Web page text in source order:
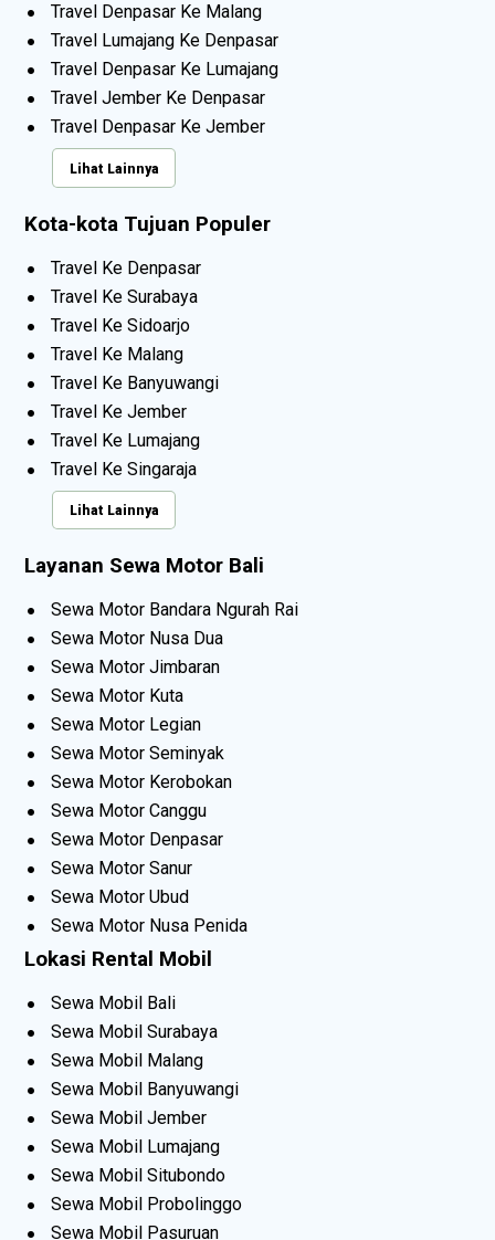
Travel Denpasar Ke Malang
Travel Lumajang Ke Denpasar
Travel Denpasar Ke Lumajang
Travel Jember Ke Denpasar
Travel Denpasar Ke Jember
Lihat Lainnya
Kota-kota Tujuan Populer
Travel Ke Denpasar
Travel Ke Surabaya
Travel Ke Sidoarjo
Travel Ke Malang
Travel Ke Banyuwangi
Travel Ke Jember
Travel Ke Lumajang
Travel Ke Singaraja
Lihat Lainnya
Layanan Sewa Motor Bali
Sewa Motor Bandara Ngurah Rai
Sewa Motor Nusa Dua
Sewa Motor Jimbaran
Sewa Motor Kuta
Sewa Motor Legian
Sewa Motor Seminyak
Sewa Motor Kerobokan
Sewa Motor Canggu
Sewa Motor Denpasar
Sewa Motor Sanur
Sewa Motor Ubud
Sewa Motor Nusa Penida
Lokasi Rental Mobil
Sewa Mobil Bali
Sewa Mobil Surabaya
Sewa Mobil Malang
Sewa Mobil Banyuwangi
Sewa Mobil Jember
Sewa Mobil Lumajang
Sewa Mobil Situbondo
Sewa Mobil Probolinggo
Sewa Mobil Pasuruan